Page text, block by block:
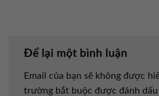
Để lại một bình luận
Email của bạn sẽ không được
trường bắt buộc được đánh dấu